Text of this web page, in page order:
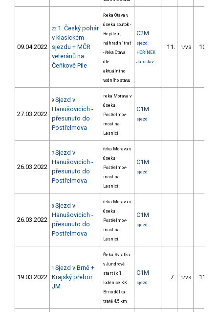
09.04.2022
22 1. Český pohár
v klasickém
sjezdu + MČR
veteránů na
Čeňkově Pile
Řeka Otava v
úseku soutok -
Rejštejn,
náhradní trať
- řeka Otava
dle
aktuálního
vodního stavu
C2M
sjezd
HOŘÍNEK
Jaroslav
11. 1/VS 102.12
27.03.2022
9 Sjezd v
Hanušovicích -
přesunuto do
Postřelmova
reka Morava v
úseku
Postřelmov-
most na
Lesnici
C1M
sjezd
26.03.2022
7 Sjezd v
Hanušovicích -
přesunuto do
Postřelmova
řeka Morava v
úseku
Postřelmov-
most na
Lesnici
C1M
sjezd
26.03.2022
8 Sjezd v
Hanušovicích -
přesunuto do
Postřelmova
řeka Morava v
úseku
Postřelmov-
most na
Lesnici.
C1M
sjezd
19.03.2022
1 Sjezd v Brně +
Krajský přebor
JM
Řeka Svratka
v Jundrově
start i cíl
loděnice KK
Brno délka
tratě 4,5 km
C1M
sjezd
7. 1/VS 119.30